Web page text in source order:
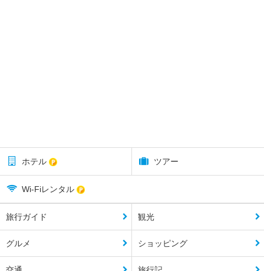
ホテル ツアー
Wi-Fiレンタル
旅行ガイド 観光
グルメ ショッピング